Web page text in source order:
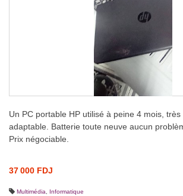
Un PC portable HP utilisé à peine 4 mois,
adaptable. Batterie toute neuve aucun
Prix négociable.
37 000 FDJ
Multimédia Informatique